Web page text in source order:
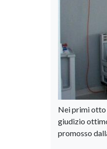
Nei primi otto
giudizio
promosso